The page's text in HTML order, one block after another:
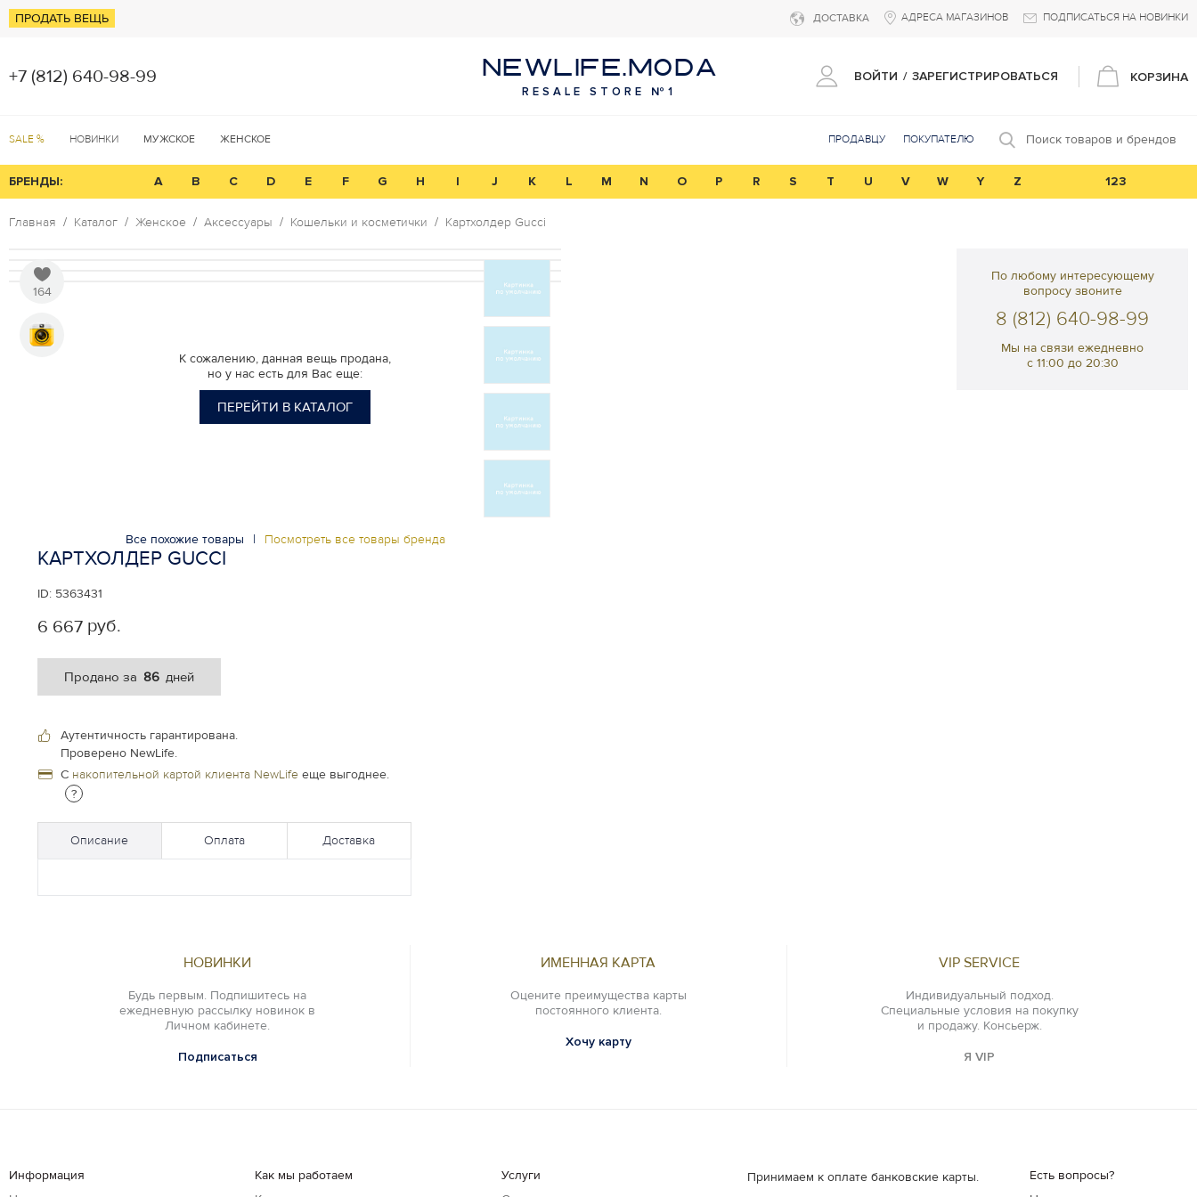
ПРОДАТЬ ВЕЩЬ ДОСТАВКА АДРЕСА МАГАЗИНОВ ПОДПИСАТЬСЯ НА НОВИНКИ
+7 (812) 640-98-99 NEWLIFE.MODA
RESALE STORE №1
ВОЙТИ / ЗАРЕГИСТРИРОВАТЬСЯ КОРЗИНА
SALE % НОВИНКИ МУЖСКОЕ ЖЕНСКОЕ ПРОДАВЦУ ПОКУПАТЕЛЮ Поиск товаров и брендов
БРЕНДЫ: A B C D E F G H I J K L M N O P R S T U V W Y Z 123
Главная Каталог Женское Аксессуары Кошельки и косметички Картхолдер Gucci
164
К сожалению, данная вещь продана,
но у нас есть для Вас еще:
ПЕРЕЙТИ В КАТАЛОГ
Все похожие товары | Посмотреть все товары бренда
КАРТХОЛДЕР GUCCI
ID: 5363431
6 667 руб.
Продано за 86 дней
Аутентичность гарантирована.
Проверено NewLife.
С накопительной картой клиента NewLife еще выгоднее.
?
Описание Оплата Доставка
По любому интересующему
вопросу звоните
8 (812) 640-98-99
Мы на связи ежедневно
с 11:00 до 20:30
НОВИНКИ
Будь первым. Подпишитесь на
ежедневную рассылку новинок в
Личном кабинете.
Подписаться
ИМЕННАЯ КАРТА
Оцените преимущества карты
постоянного клиента.
Хочу карту
VIP SERVICE
Индивидуальный подход.
Специальные условия на покупку
и продажу. Консьерж.
Я VIP
Информация
Как мы работаем
Услуги
Принимаем к оплате банковские карты.
Есть вопросы?